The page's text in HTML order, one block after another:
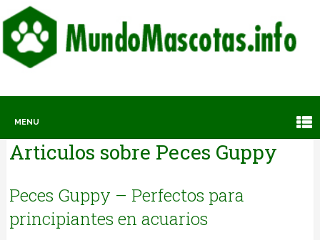
MENU
Articulos sobre Peces Guppy
Peces Guppy – Perfectos para
principiantes en acuarios